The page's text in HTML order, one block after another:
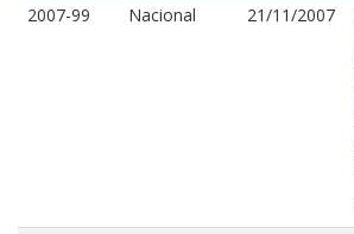
2007-99 Nacional 21/11/2007